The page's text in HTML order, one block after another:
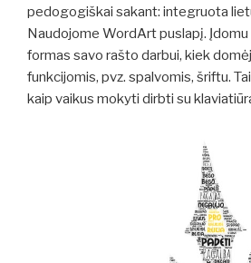
pedogogiškai sakant: integruota
Naudojome WordArt puslapį. Įdomu
formas savo rašto darbui, kiek
funkcijomis, pvz. spalvomis, šriftu.
kaip vaikus mokyti dirbti su